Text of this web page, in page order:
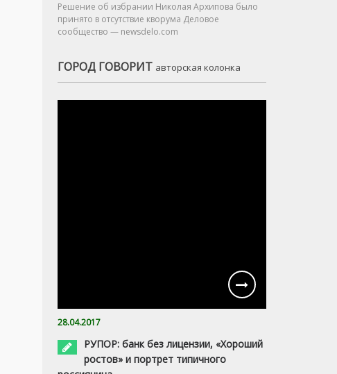
Решение об избрании Николая Архипова было
принято в отсутствие кворума Деловое
сообщество — newsdelo.com
ГОРОД ГОВОРИТ авторская колонка
28.04.2017
РУПОР: банк без лицензии, «Хороший
ростов» и портрет типичного